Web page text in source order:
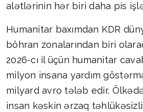
alətlərinin hər biri daha pis
Humanitar baxımdan KDR
böhran zonalarından biri
2026-cı il üçün humanitar
milyon insana yardım
milyard avro tələb edir.
insan kəskin ərzaq